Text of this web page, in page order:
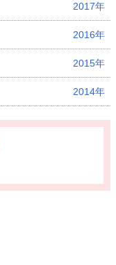
2017年
2016年
2015年
2014年